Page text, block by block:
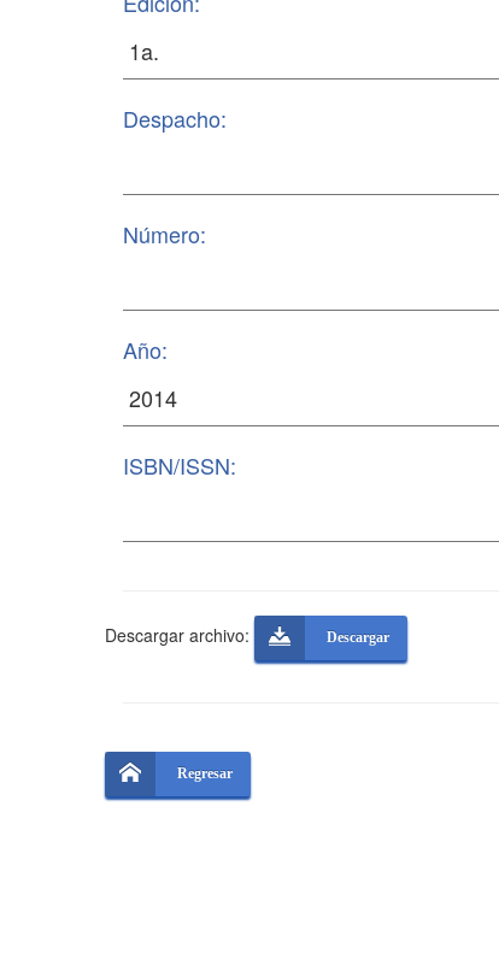
Despacho:
Número:
Año:
ISBN/ISSN:
Descargar archivo: Descargar
Regresar